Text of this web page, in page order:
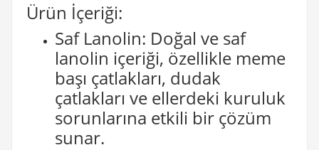
Ürün İçeriği:
Saf Lanolin: Doğal ve saf
lanolin içeriği, özellikle meme
başı çatlakları, dudak
çatlakları ve ellerdeki kuruluk
sorunlarına etkili bir çözüm
sunar.